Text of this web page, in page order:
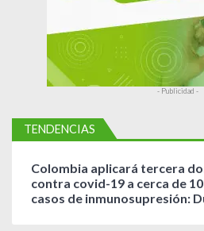
- Publicidad -
TENDENCIAS
Colombia aplicará tercera
contra covid-19 a cerca de
casos de inmunosupresión: